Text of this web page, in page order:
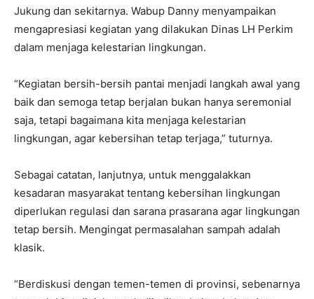
Jukung dan sekitarnya. Wabup Danny menyampaikan
mengapresiasi kegiatan yang dilakukan Dinas LH Perkim
dalam menjaga kelestarian lingkungan.
“Kegiatan bersih-bersih pantai menjadi langkah awal yang
baik dan semoga tetap berjalan bukan hanya seremonial
saja, tetapi bagaimana kita menjaga kelestarian
lingkungan, agar kebersihan tetap terjaga,” tuturnya.
Sebagai catatan, lanjutnya, untuk menggalakkan
kesadaran masyarakat tentang kebersihan lingkungan
diperlukan regulasi dan sarana prasarana agar lingkungan
tetap bersih. Mengingat permasalahan sampah adalah
klasik.
“Berdiskusi dengan temen-temen di provinsi, sebenarnya